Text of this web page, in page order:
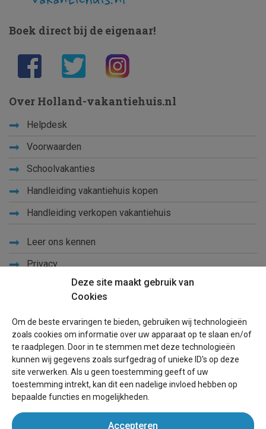
Deze site maakt gebruik van
Cookies
Om de beste ervaringen te bieden, gebruiken wij technologieën
zoals cookies om informatie over uw apparaat op te slaan en/of
te raadplegen. Door in te stemmen met deze technologieën
kunnen wij gegevens zoals surfgedrag of unieke ID's op deze
site verwerken. Als u geen toestemming geeft of uw
toestemming intrekt, kan dit een nadelige invloed hebben op
bepaalde functies en mogelijkheden.
Accepteren
Boek direct bij de eigenaar!
Over Holland-vakantiehuis.nl
Helpdesk
Voorwaarden
Schoolvakanties
Handleiding vakantiehuis kopen
Handleiding verkopen vakantiehuis
Leer ons kennen
Privacy
Blog
Voor eigenaren
Een advertentie plaatsen